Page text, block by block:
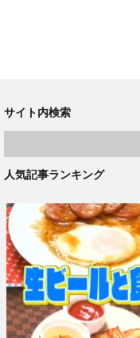
サイト内検索
人気記事ランキング